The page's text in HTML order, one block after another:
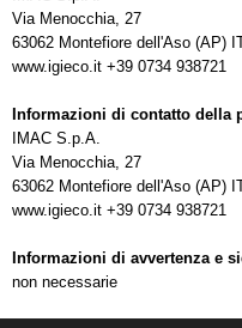
Via Menocchia, 27
63062 Montefiore dell'Aso (AP)
www.igieco.it +39 0734 938721
Informazioni di contatto della
IMAC S.p.A.
Via Menocchia, 27
63062 Montefiore dell'Aso (AP)
www.igieco.it +39 0734 938721
Informazioni di avvertenza e
non necessarie